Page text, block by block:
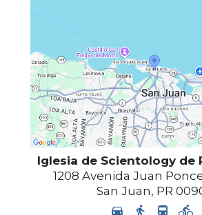
Iglesia de Scientology de
1208 Avenida Juan
San Juan, PR